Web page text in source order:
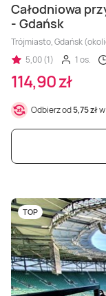
Całodniowa
- Gdańsk
Trójmiasto, Gdańsk
5,00 (1)
1 os.
114,90 zł
Odbierz od5,75 zł
TOP